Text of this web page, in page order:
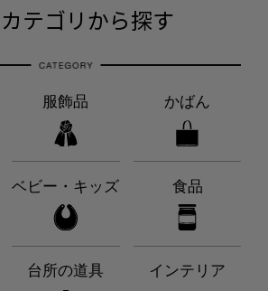
テゴリから探す
服飾品 かばん
ベビー・キッズ 食品
台所の道具 インテリア